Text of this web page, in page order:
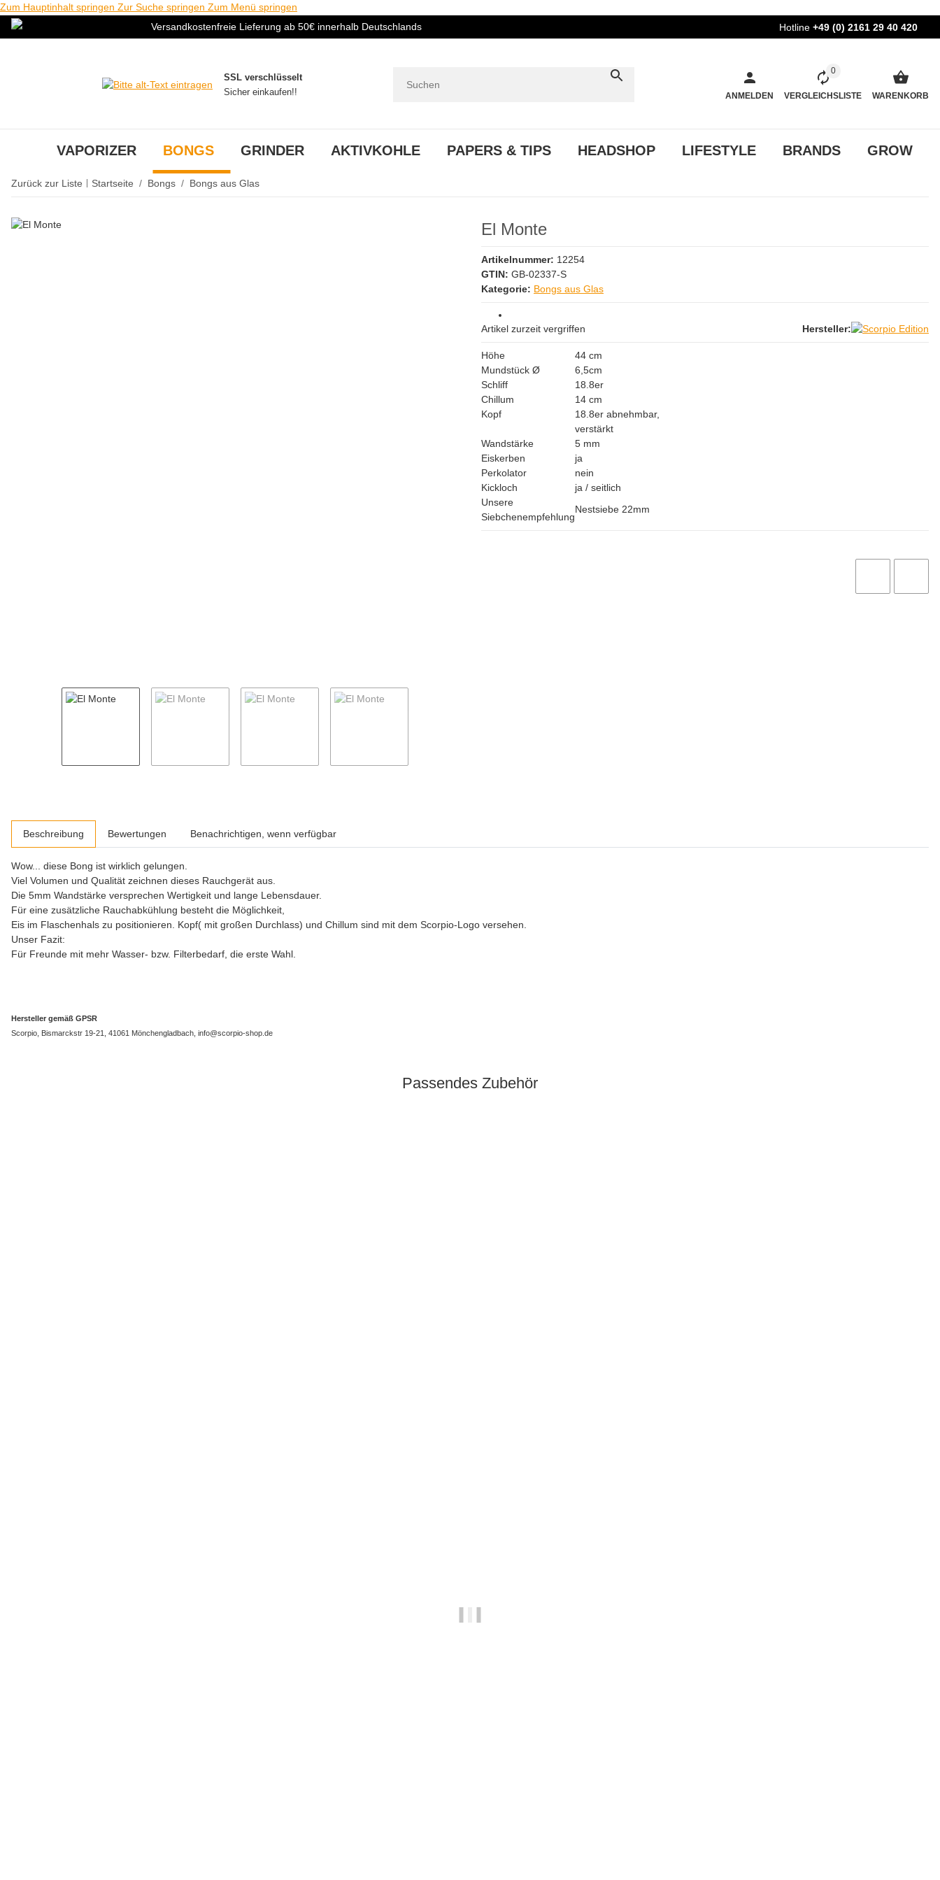
Zum Hauptinhalt springen Zur Suche springen Zum Menü springen
Versandkostenfreie Lieferung ab 50€ innerhalb Deutschlands
Hotline +49 (0) 2161 29 40 420
SSL verschlüsselt
Sicher einkaufen!!
ANMELDEN
0
VERGLEICHSLISTE WARENKORB
VAPORIZER BONGS GRINDER AKTIVKOHLE PAPERS & TIPS HEADSHOP LIFESTYLE BRANDS GROW
Zurück zur Liste Startseite Bongs Bongs aus Glas
El Monte
Artikelnummer: 12254
GTIN: GB-02337-S
Kategorie: Bongs aus Glas
Artikel zurzeit vergriffen Hersteller:
Höhe
Mundstück Ø
44 cm
6,5cm
Schliff
18.8er
Chillum
14 cm
Kopf
18.8er abnehmbar,
verstärkt
Wandstärke
5 mm
Eiskerben
ja
Perkolator
nein
Kickloch
ja / seitlich
Unsere
Siebchenempfehlung
Nestsiebe 22mm
Beschreibung Bewertungen Benachrichtigen, wenn verfügbar
Wow... diese Bong ist wirklich gelungen.
Viel Volumen und Qualität zeichnen dieses Rauchgerät aus.
Die 5mm Wandstärke versprechen Wertigkeit und lange Lebensdauer.
Für eine zusätzliche Rauchabkühlung besteht die Möglichkeit,
Eis im Flaschenhals zu positionieren. Kopf( mit großen Durchlass) und Chillum sind mit dem Scorpio-Logo versehen.
Unser Fazit:
Für Freunde mit mehr Wasser- bzw. Filterbedarf, die erste Wahl.
Hersteller gemäß GPSR
Scorpio, Bismarckstr 19-21, 41061 Mönchengladbach, info@scorpio-shop.de
Passendes Zubehör